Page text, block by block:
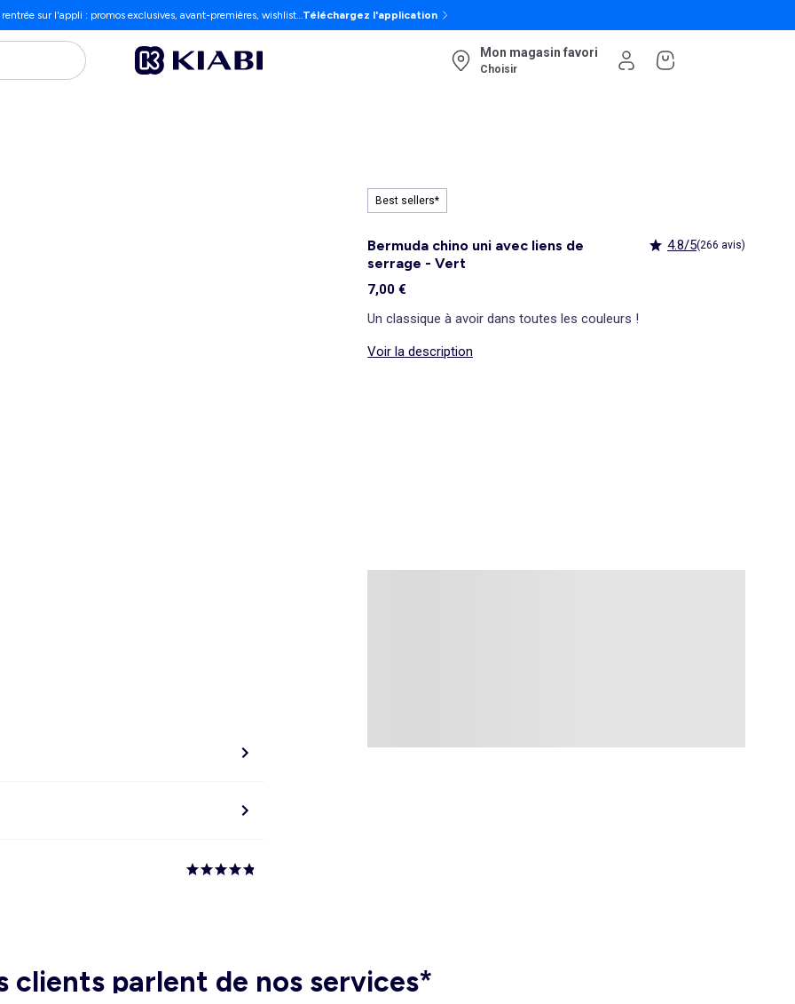
rentrée sur l'appli : promos exclusives, avant-premières, wishlist…Téléchargez l'application
Mon magasin favori
Choisir
Best sellers*
Bermuda chino uni avec liens de
serrage - Vert
4.8/5(266 avis)
7,00 €
Un classique à avoir dans toutes les couleurs !
Voir la description
clients parlent de nos services*